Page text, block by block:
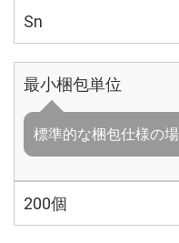
Sn
最小梱包単位
標準的な梱包仕様の
200個